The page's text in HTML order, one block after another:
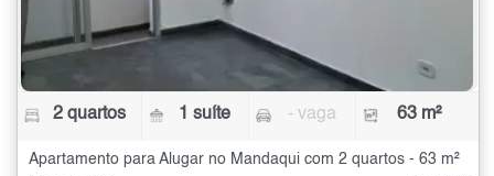
2 quartos 1 suíte - vaga 63 m²
Apartamento para Alugar no Mandaqui com 2 quartos - 63 m²